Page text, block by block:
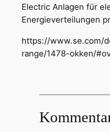
Electric Anlagen für
Energieverteilungen
https://www.se.com/
range/1478-okken/